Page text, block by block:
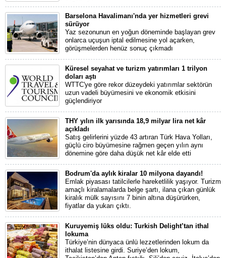
Barselona Havalimanı'nda yer hizmetleri grevi
sürüyor
Yaz sezonunun en yoğun döneminde başlayan grev
onlarca uçuşun iptal edilmesine yol açarken,
görüşmelerden henüz sonuç çıkmadı
Küresel seyahat ve turizm yatırımları 1 trilyon
doları aştı
WTTC'ye göre rekor düzeydeki yatırımlar sektörün
uzun vadeli büyümesini ve ekonomik etkisini
güçlendiriyor
THY yılın ilk yarısında 18,9 milyar lira net kâr
açıkladı
Satış gelirlerini yüzde 43 artıran Türk Hava Yolları,
güçlü ciro büyümesine rağmen geçen yılın aynı
dönemine göre daha düşük net kâr elde etti
Bodrum'da aylık kiralar 10 milyona dayandı!
Emlak piyasası tatilcilerle hareketlilik yaşıyor. Turizm
amaçlı kiralamalarda belge şartı, ilana çıkan günlük
kiralık mülk sayısını 7 binin altına düşürürken,
fiyatlar da yukarı çıktı.
Kuruyemiş lüks oldu: Turkish Delight’tan ithal
lokuma
Türkiye’nin dünyaca ünlü lezzetlerinden lokum da
ithalat listesine girdi. Suriye’den lokum,